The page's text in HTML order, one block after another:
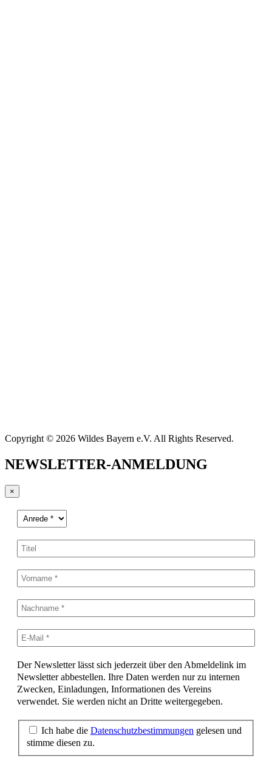
Copyright © 2026 Wildes Bayern e.V. All Rights Reserved.
NEWSLETTER-ANMELDUNG
×
Der Newsletter lässt sich jederzeit über den Abmeldelink im
Newsletter abbestellen. Ihre Daten werden nur zu internen
Zwecken, Einladungen, Informationen des Vereins
verwendet. Sie werden nicht an Dritte weitergegeben.
Ich habe die Datenschutzbestimmungen gelesen und
stimme diesen zu.